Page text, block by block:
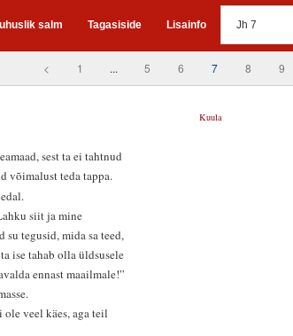
salm Tagasiside Lisainfo
< 1 ... 5 6 7 8 9
Kuula
sest ta ei tahtnud
võimalust teda tappa.
siit ja mine
su tegusid, mida sa teed,
ise tahab olla üldsusele
ennast maailmale!”
ole veel käes, aga teil